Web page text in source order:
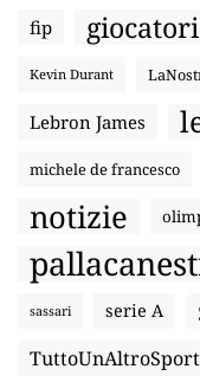
fip giocatori
Kevin Durant
Lebron James
michele de francesco
notizie
sassari serie A
TuttoUnAltroSport